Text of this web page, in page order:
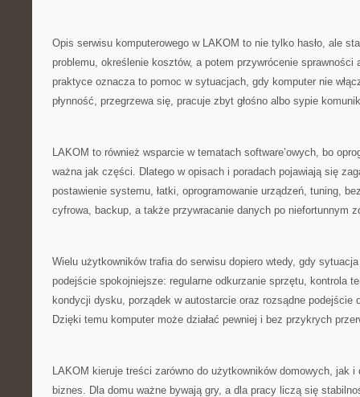
Opis serwisu komputerowego w LAKOM to nie tylko hasło, ale
problemu, określenie kosztów, a potem przywrócenie sprawności
praktyce oznacza to pomoc w sytuacjach, gdy komputer nie
płynność, przegrzewa się, pracuje zbyt głośno albo sypie
LAKOM to również wsparcie w tematach software’owych, bo
ważna jak części. Dlatego w opisach i poradach pojawiają się
postawienie systemu, łatki, oprogramowanie urządzeń, tuning,
cyfrowa, backup, a także przywracanie danych po niefortunnym
Wielu użytkowników trafia do serwisu dopiero wtedy, gdy
podejście spokojniejsze: regularne odkurzanie sprzętu, kontrola
kondycji dysku, porządek w autostarcie oraz rozsądne podejście
Dzięki temu komputer może działać pewniej i bez przykrych
LAKOM kieruje treści zarówno do użytkowników domowych, jak i
biznes. Dla domu ważne bywają gry, a dla pracy liczą się